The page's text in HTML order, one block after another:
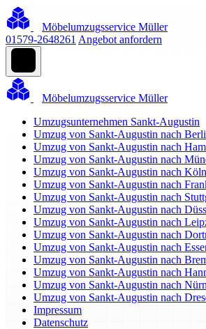
Möbelumzugsservice Müller
01579-2648261 Angebot anfordern
Möbelumzugsservice Müller
Umzugsunternehmen Sankt-Augustin
Umzug von Sankt-Augustin nach
Umzug von Sankt-Augustin nach
Umzug von Sankt-Augustin nach
Umzug von Sankt-Augustin nach Köln
Umzug von Sankt-Augustin nach
Umzug von Sankt-Augustin nach
Umzug von Sankt-Augustin nach
Umzug von Sankt-Augustin nach
Umzug von Sankt-Augustin nach
Umzug von Sankt-Augustin nach
Umzug von Sankt-Augustin nach
Umzug von Sankt-Augustin nach
Umzug von Sankt-Augustin nach
Umzug von Sankt-Augustin nach
Impressum
Datenschutz